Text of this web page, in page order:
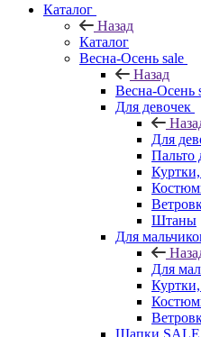
Каталог
Назад
Каталог
Весна-Осень sale
Назад
Весна-Осень
Для девочек
Для
Пальто
Штаны
Для
Для
Шапки SALE